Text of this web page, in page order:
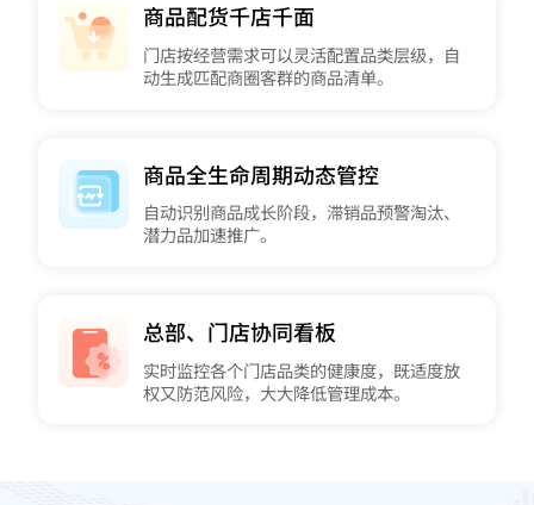
商品配货千店千面
门店按经营需求可以灵活配置品类层级，自
动生成匹配商圈客群的商品清单。
商品全生命周期动态管控
自动识别商品成长阶段，滞销品预警淘汰、
潜力品加速推广。
总部、门店协同看板
实时监控各个门店品类的健康度，既适度放
权又防范风险，大大降低管理成本。